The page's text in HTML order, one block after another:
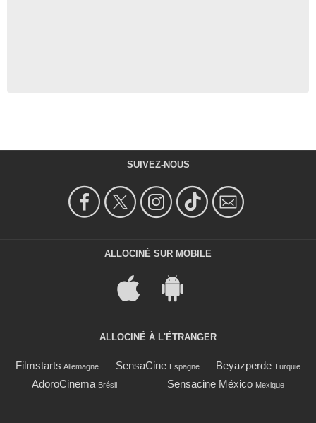
SUIVEZ-NOUS
ALLOCINÉ SUR MOBILE
ALLOCINÉ À L'ÉTRANGER
Filmstarts Allemagne SensaCine Espagne Beyazperde Turquie
AdoroCinema Brésil Sensacine México Mexique